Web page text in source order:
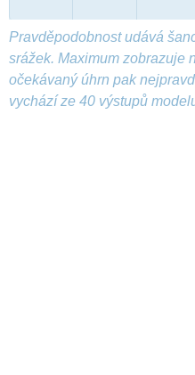
Pravděpodobnost udává
srážek. Maximum zobrazuje
očekávaný úhrn pak
vychází ze 40 výstupů